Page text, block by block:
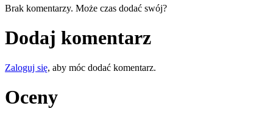
Brak komentarzy. Może czas dodać swój?
Dodaj komentarz
Zaloguj się, aby móc dodać komentarz.
Oceny